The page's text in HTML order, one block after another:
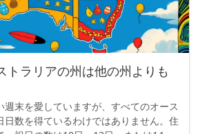
トラリアの州は他の州よりも
週末を愛していますが、すべてのオース
日数を得ているわけではありません。住